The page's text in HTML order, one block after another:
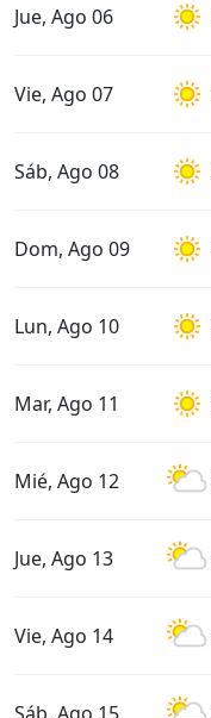
Jue, Ago 06
Vie, Ago 07
Sáb, Ago 08
Dom, Ago 09
Lun, Ago 10
Mar, Ago 11
Mié, Ago 12
Jue, Ago 13
Vie, Ago 14